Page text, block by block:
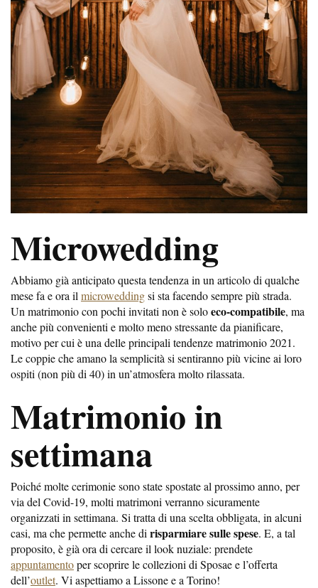
Microwedding
Abbiamo già anticipato questa tendenza in un articolo di qualche
mese fa e ora il microweddingsi sta facendo sempre più strada.
Un matrimonio con pochi invitati non è soloeco-compatibile, ma
anche più convenienti e molto meno stressante da pianificare,
motivo per cui è una delle principali tendenze matrimonio 2021.
Le coppie che amano la semplicità si sentiranno più vicine ai loro
ospiti (non più di 40) in un’atmosfera molto rilassata.
Matrimonio in
settimana
Poiché molte cerimonie sono state spostate al prossimo anno, per
via del Covid-19, molti matrimoni verranno sicuramente
organizzati in settimana. Si tratta di una scelta obbligata, in alcuni
casi, ma che permette anche di risparmiare sulle spese. E, a tal
proposito, è già ora di cercare il look nuziale: prendete
appuntamentoper scoprire le collezioni di Sposae e l’offerta
dell’outlet. Vi aspettiamo a Lissone e a Torino!